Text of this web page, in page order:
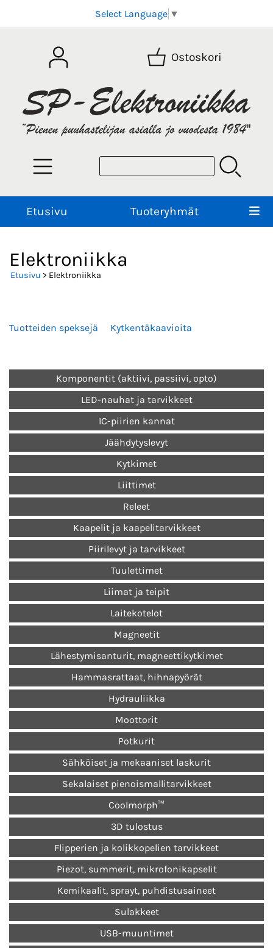
Select Language ▼
Ostoskori
Etusivu Tuoteryhmät
Elektroniikka
Etusivu > Elektroniikka
Tuotteiden speksejä Kytkentäkaavioita
Komponentit (aktiivi, passiivi, opto)
LED-nauhat ja tarvikkeet
IC-piirien kannat
Jäähdytyslevyt
Kytkimet
Liittimet
Releet
Kaapelit ja kaapelitarvikkeet
Piirilevyt ja tarvikkeet
Tuulettimet
Liimat ja teipit
Laitekotelot
Magneetit
Lähestymisanturit, magneettikytkimet
Hammasrattaat, hihnapyörät
Hydrauliikka
Moottorit
Potkurit
Sähköiset ja mekaaniset laskurit
Sekalaiset pienoismallitarvikkeet
Coolmorph™
3D tulostus
Flipperien ja kolikkopelien tarvikkeet
Piezot, summerit, mikrofonikapselit
Kemikaalit, sprayt, puhdistusaineet
Sulakkeet
USB-muuntimet